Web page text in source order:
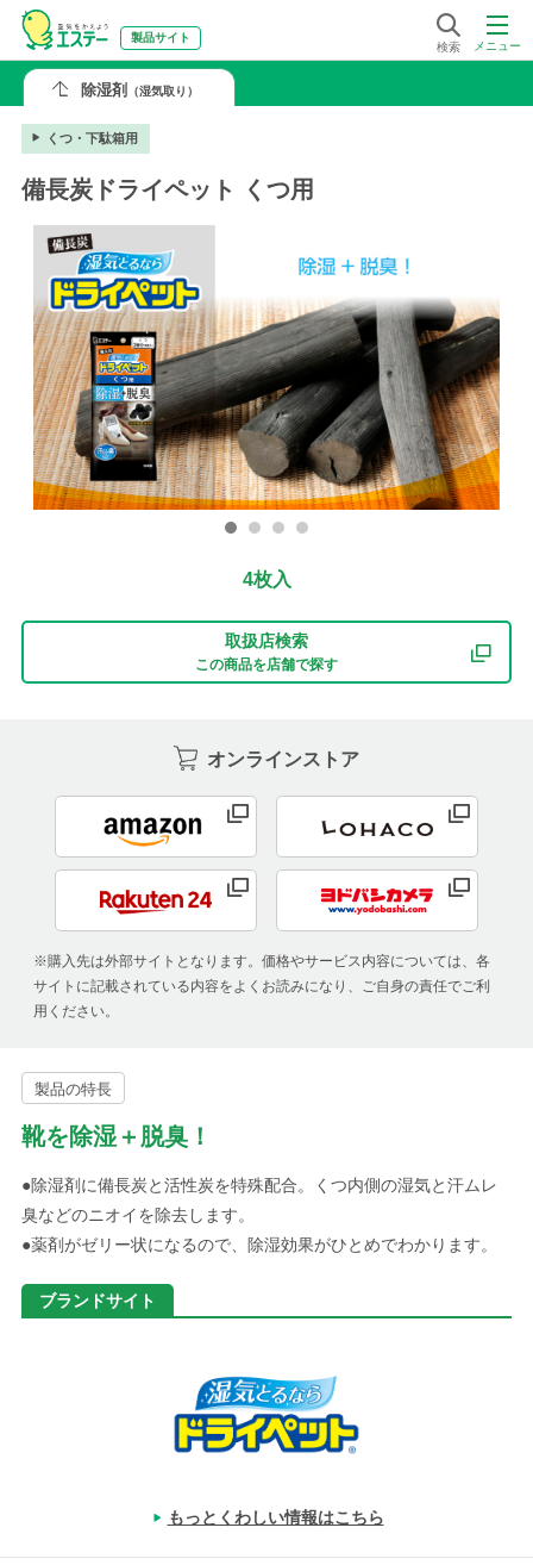
メニュー
検索
製品サイト
除湿剤 （湿気取り）
くつ・下駄箱用
備長炭ドライペット くつ用
4枚入
取扱店検索
この商品を店舗で探す
オンラインストア
※購入先は外部サイトとなります。価格やサービス内容については、各
サイトに記載されている内容をよくお読みになり、ご自身の責任でご利
用ください。
製品の特長
靴を除湿＋脱臭！
●除湿剤に備長炭と活性炭を特殊配合。くつ内側の湿気と汗ムレ
臭などのニオイを除去します。
●薬剤がゼリー状になるので、除湿効果がひとめでわかります。
ブランドサイト
もっとくわしい情報はこちら